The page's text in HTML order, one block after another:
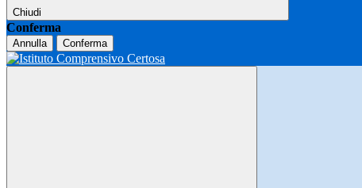
Chiudi
Conferma
Annulla Conferma